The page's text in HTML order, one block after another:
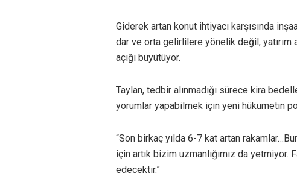
Giderek artan konut ihtiyacı karşısında
dar ve orta gelirlilere yönelik değil,
açığı büyütüyor.
Taylan, tedbir alınmadığı sürece kira
yorumlar yapabilmek için yeni hükümetin
“Son birkaç yılda 6-7 kat artan
için artık bizim uzmanlığımız da yetmiyor.
edecektir.”